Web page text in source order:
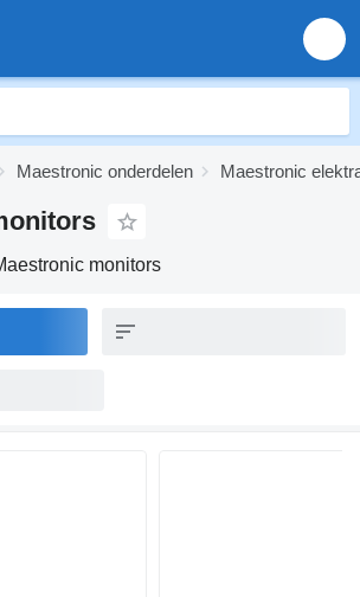
Maestronic onderdelen Maestronic
monitors